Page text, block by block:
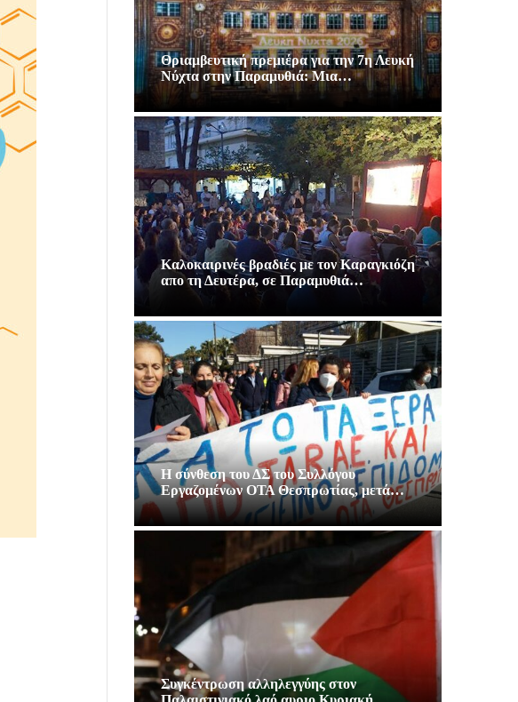
Θριαμβευτική πρεμιέρα για την 7η Λευκή
Νύχτα στην Παραμυθιά: Μια…
Καλοκαιρινές βραδιές με τον Καραγκιόζη
απο τη Δευτέρα, σε Παραμυθιά…
Η σύνθεση του ΔΣ του Συλλόγου
Εργαζομένων ΟΤΑ Θεσπρωτίας, μετά…
Συγκέντρωση αλληλεγγύης στον